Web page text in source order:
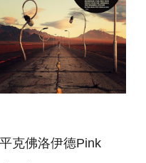
平克佛洛伊德Pink